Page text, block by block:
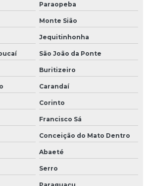
térmico
Paraopeba
Monte Sião
Jequitinhonha
São João da Ponte
Buritizeiro
Carandaí
Corinto
Francisco Sá
Conceição do Mato Dentro
Abaeté
Serro